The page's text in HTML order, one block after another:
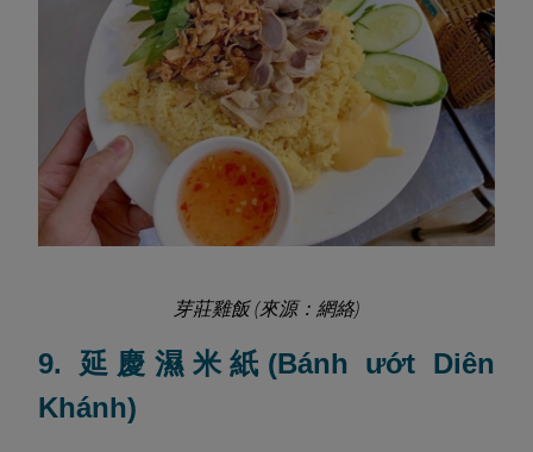
芽莊雞飯 (來源：網絡)
9. 延慶濕米紙(Bánh ướt Diên
Khánh)